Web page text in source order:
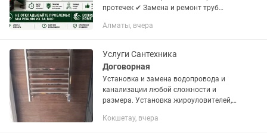
протечек ✔ Замена и ремонт труб
Монтаж и ремонт систем канализации
систем...
Алматы, вчера
Услуги Сантехника
Договорная
Установка и замена водопровода и
канализации любой сложности и
размера. Установка жироуловителей,
аристонов, смистителей, душевых
Кокшетау, вчера